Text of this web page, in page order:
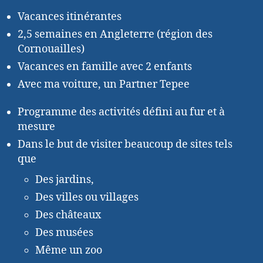
Vacances itinérantes
2,5 semaines en Angleterre (région des
Cornouailles)
Vacances en famille avec 2 enfants
Avec ma voiture, un Partner Tepee
Programme des activités défini au fur et à
mesure
Dans le but de visiter beaucoup de sites tels
que
Des jardins,
Des villes ou villages
Des châteaux
Des musées
Même un zoo